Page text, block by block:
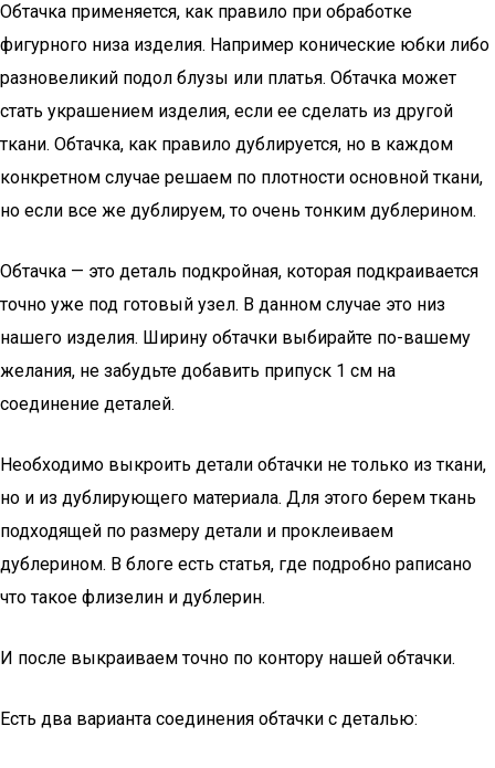
Обтачка применяется, как правило при обработке
фигурного низа изделия. Например конические юбки либо
разновеликий подол блузы или платья. Обтачка может
стать украшением изделия, если ее сделать из другой
ткани. Обтачка, как правило дублируется, но в каждом
конкретном случае решаем по плотности основной ткани,
но если все же дублируем, то очень тонким дублерином.
Обтачка — это деталь подкройная, которая подкраивается
точно уже под готовый узел. В данном случае это низ
нашего изделия. Ширину обтачки выбирайте по-вашему
желания, не забудьте добавить припуск 1 см на
соединение деталей.
Необходимо выкроить детали обтачки не только из ткани,
но и из дублирующего материала. Для этого берем ткань
подходящей по размеру детали и проклеиваем
дублерином. В блоге есть статья, где подробно раписано
что такое флизелин и дублерин.
И после выкраиваем точно по контору нашей обтачки.
Есть два варианта соединения обтачки с деталью: